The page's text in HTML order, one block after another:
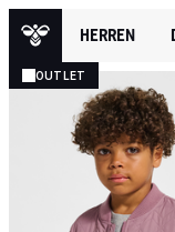
HERREN
OUTLET